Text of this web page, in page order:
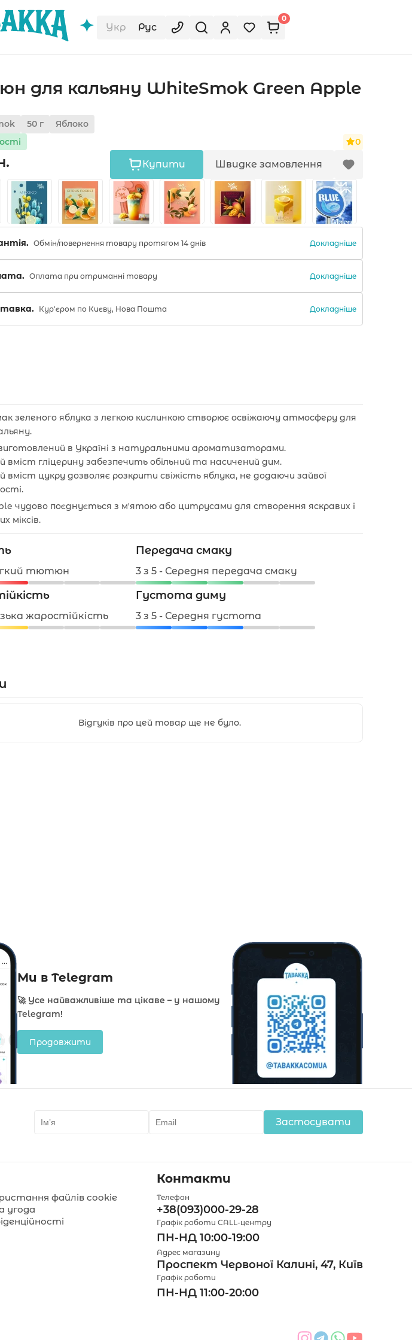
Укр Рус
0
для кальяну WhiteSmok Green Apple
50 г
Яблоко
0
Купити Швидке замовлення
Обмін/повернення товару протягом 14 днів Докладніше
Оплата при отриманні товару Докладніше
Кур'єром по Києву, Нова Пошта Докладніше
зеленого яблука з легкою кислинкою створює освіжаючу атмосферу для
в Україні з натуральними ароматизаторами.
вміст гліцерину забезпечить обільний та насичений дим.
вміст цукру дозволяє розкрити свіжість яблука, не додаючи зайвої
чудово поєднується з м'ятою або цитрусами для створення яскравих і
міксів.
тютюн
Передача смаку
3 з 5 - Середня передача смаку
жаростійкість
Густота диму
3 з 5 - Середня густота
Відгуків про цей товар ще не було.
Ми в Telegram
🚀 Усе найважливіше та цікаве – у нашому
Telegram!
Продовжити
Застосувати
файлів cookie
угода
Контакти
Телефон
+38(093)000-29-28
Графік роботи CALL-центру
ПН-НД 10:00-19:00
Адрес магазину
Проспект Червоної Калині, 47, Київ
Графік роботи
ПН-НД 11:00-20:00